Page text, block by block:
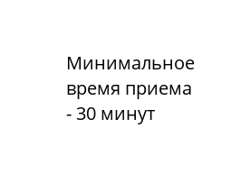
Минимальное
время приема
- 30 минут